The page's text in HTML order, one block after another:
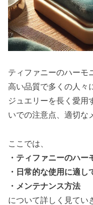
ティファニーのハーモ
高い品質で多くの人々
ジュエリーを長く愛用
いでの注意点、適切な
ここでは、
・ティファニーのハー
・日常的な使用に適し
・メンテナンス方法
について詳しく見てい